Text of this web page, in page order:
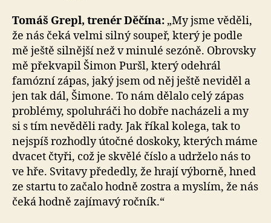
Tomáš Grepl, trenér Děčína: „My jsme věděli,
že nás čeká velmi silný soupeř, který je podle
mě ještě silnější než v minulé sezóně. Obrovsky
mě překvapil Šimon Puršl, který odehrál
famózní zápas, jaký jsem od něj ještě neviděl a
jen tak dál, Šimone. To nám dělalo celý zápas
problémy, spoluhráči ho dobře nacházeli a my
si s tím nevěděli rady. Jak říkal kolega, tak to
nejspíš rozhodly útočné doskoky, kterých máme
dvacet čtyři, což je skvělé číslo a udrželo nás to
ve hře. Svitavy přededly, že hrají výborně, hned
ze startu to začalo hodně zostra a myslím, že nás
čeká hodně zajímavý ročník.“